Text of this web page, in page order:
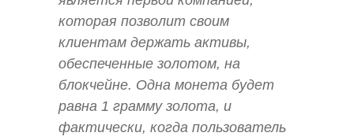
которая позволит своим
клиентам держать активы,
обеспеченные золотом, на
блокчейне. Одна монета будет
равна 1 грамму золота, и
фактически, когда пользователь